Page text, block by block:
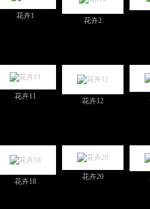
花卉1
花卉2
花卉11
花卉12
花卉18
花卉20